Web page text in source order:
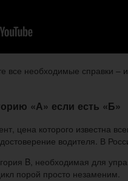
все необходимые
«А» если есть «Б»
цена которого известна
водителя. В
B, необходимая для
порой просто незаменим.